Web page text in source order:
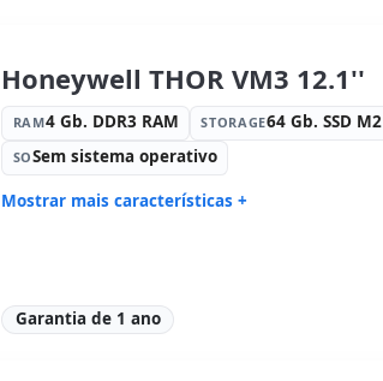
Honeywell THOR VM3 12.1''
RAM4 Gb. DDR3 RAM STORAGE64 Gb. SSD M2
SOSem sistema operativo
Mostrar mais características +
Core 1.5 GHz.
Garantia de 1 ano